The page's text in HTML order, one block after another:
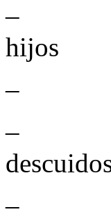
– La
hijos
– Las
– Los
– Los